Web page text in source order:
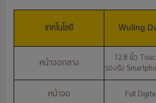
เทคโนโลยี Wuling
หน้าจอกลาง
12.8 นิ้ว
รองรับ
หน้าจอ Full